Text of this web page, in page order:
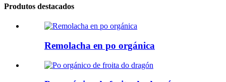
Produtos destacados
Remolacha en po orgánica